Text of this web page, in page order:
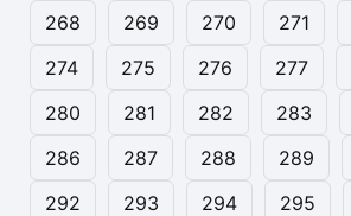
268
269 270 271
274
275 276 277
280
281 282 283
286
287 288 289
292
293 294 295